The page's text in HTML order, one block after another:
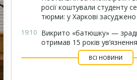
росії коштували студенту
тюрми: у Харкові
19:10 Викрито «батюшку» —
отримав 15 років ув’язнення
ВСІ НОВИНИ